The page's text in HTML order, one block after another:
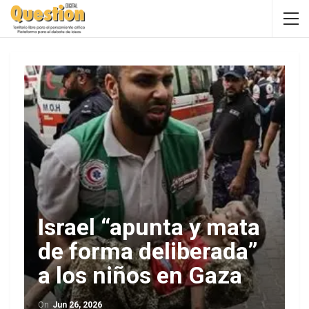
Israel “apunta y mata
de forma deliberada”
a los niños en Gaza
On Jun 26, 2026